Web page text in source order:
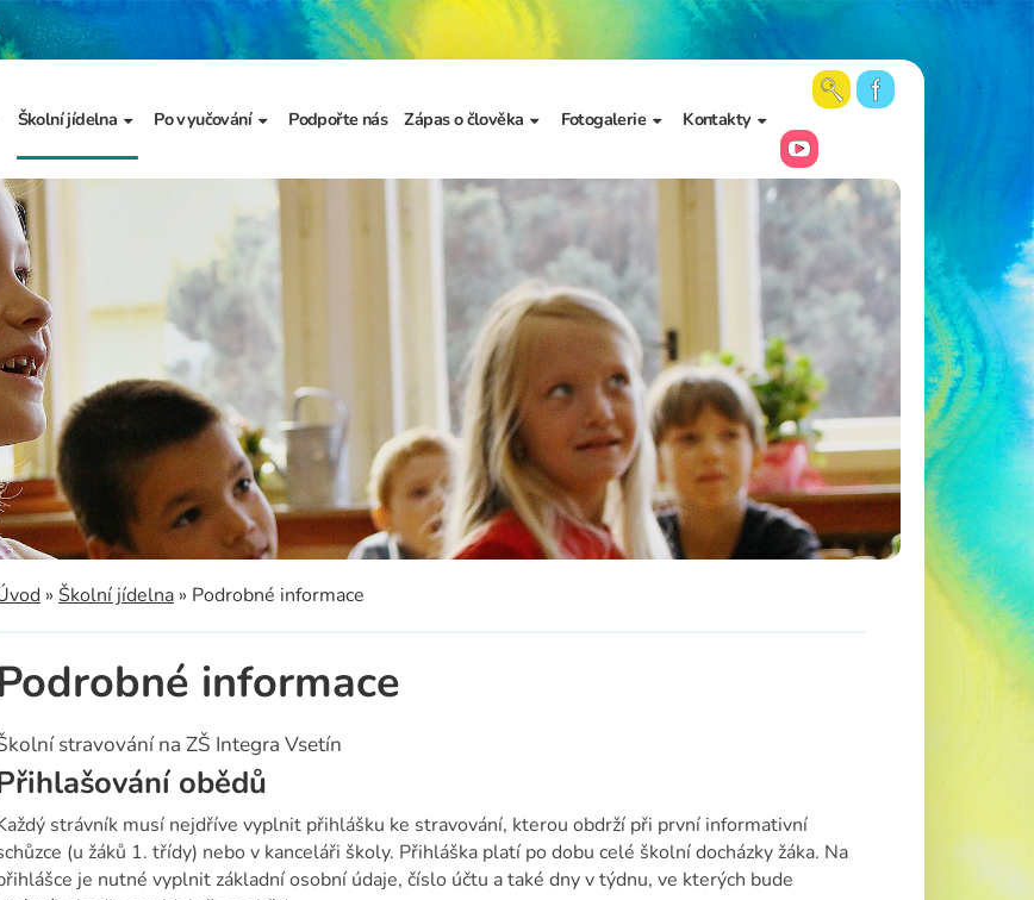
informace
školního
prevence
Školní jídelna
Jídelníček
Po vyučování
Školní družina
Školní klub
Kroužky
Bellhop čipový systém
Podpořte nás Zápas o člověka
Prezentace školy a
výzkumu
Fotogalerie
Aktuální fotky
Archiv fotogalerií
Kontakty
Vedení školy
Kancelář školy
Zájmové vzdělávání
Školní poradenské
pracoviště
Učitelé
Asistenti pedagoga
Napište nám
» Školní jídelna » Podrobné informace
informace
stravování na ZŠ Integra Vsetín
obědů
strávník musí nejdříve vyplnit přihlášku ke stravování, kterou obdrží při první informativní
(u žáků 1. třídy) nebo v kanceláři školy. Přihláška platí po dobu celé školní docházky žáka. Na
je nutné vyplnit základní osobní údaje, číslo účtu a také dny v týdnu, ve kterých bude